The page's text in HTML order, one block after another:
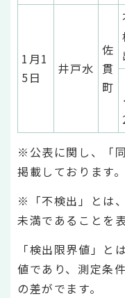
1月1
5日
井戸水
佐
貫
町
※公表に関し、「
掲載しております。
※「不検出」とは
未満であることを表
「検出限界値」と
値であり、測定条
の差がでます。